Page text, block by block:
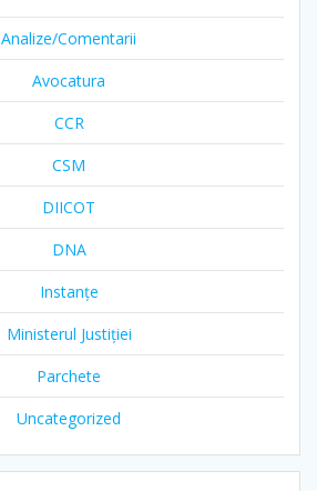
Analize/Comentarii
Avocatura
CCR
CSM
DIICOT
DNA
Instanțe
Ministerul Justiției
Parchete
Uncategorized